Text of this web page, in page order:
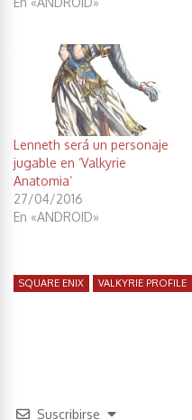
Lenneth será un personaje
jugable en ‘Valkyrie
Anatomia’
27/04/2016
En «ANDROID»
SQUARE ENIX VALKYRIE PROFILE
Suscribirse